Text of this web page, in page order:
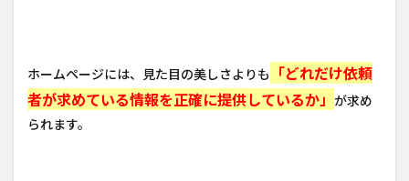
ホームページには、見た目の美しさよりも 「どれだけ依頼
者が求めている情報を正確に提供しているか」 が求め
られます。